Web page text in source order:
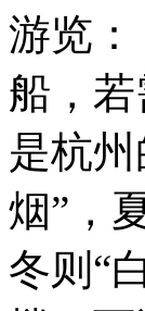
游览
船，
是杭
烟”，
冬则“